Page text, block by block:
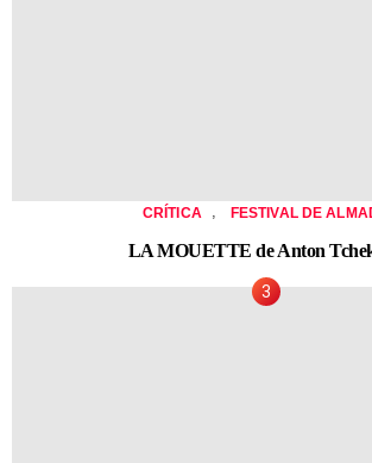
CRÍTICA , FESTIVAL DE
LA MOUETTE de Anton